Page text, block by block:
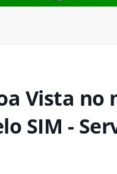
Vista no
SIM -